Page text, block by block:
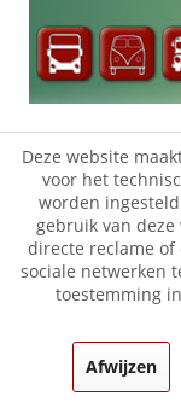
Deze website
voor het
worden
gebruik van
directe reclame
sociale netwerken
toestemming
Afwijzen